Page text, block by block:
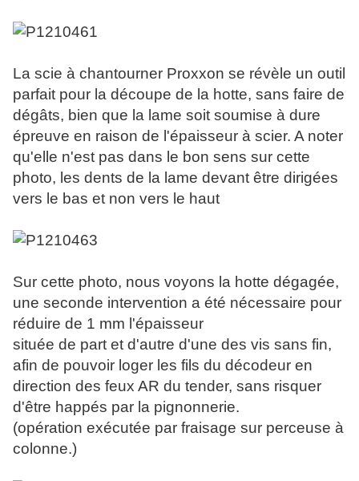
La scie à chantourner Proxxon se révèle un outil
parfait pour la découpe de la hotte, sans faire de
dégâts, bien que la lame soit soumise à dure
épreuve en raison de l'épaisseur à scier. A noter
qu'elle n'est pas dans le bon sens sur cette
photo, les dents de la lame devant être dirigées
vers le bas et non vers le haut
Sur cette photo, nous voyons la hotte dégagée,
une seconde intervention a été nécessaire pour
réduire de 1 mm l'épaisseur
située de part et d'autre d'une des vis sans fin,
afin de pouvoir loger les fils du décodeur en
direction des feux AR du tender, sans risquer
d'être happés par la pignonnerie.
(opération exécutée par fraisage sur perceuse à
colonne.)